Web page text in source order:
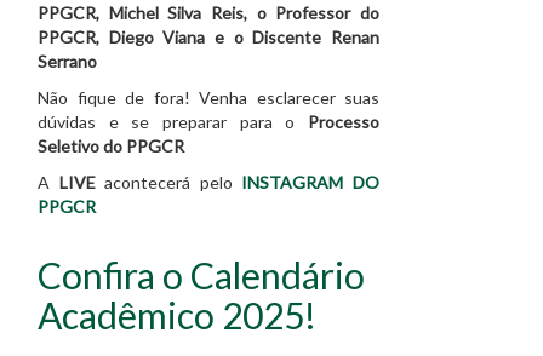
PPGCR, Michel Silva Reis, o Professor do
PPGCR, Diego Viana e o Discente Renan
Serrano
Não fique de fora! Venha esclarecer suas
dúvidas e se preparar para o Processo
Seletivo do PPGCR
A LIVEacontecerá pelo INSTAGRAM DO
PPGCR
Confira o Calendário
Acadêmico 2025!